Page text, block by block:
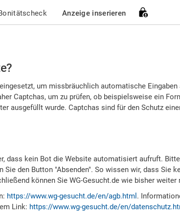
Anzeige inserieren
um missbräuchlich automatische Eingaben
Captchas, um zu prüfen, ob beispielsweise ein
ausgefüllt wurde. Captchas sind für den Schutz
dass kein Bot die Website automatisiert aufruft.
Sie den Button "Absenden". So wissen wir, dass Sie
können Sie WG-Gesucht.de wie bisher weiter
https://www.wg-gesucht.de/en/agb.html .
Link: https://www.wg-gesucht.de/en/